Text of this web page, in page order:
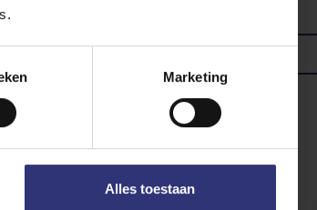
Marketing
Alles toestaan
Vegetarisch